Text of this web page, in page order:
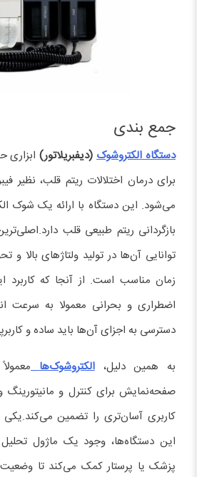
جمع بندی
دستگاه الکتروشوک(دیفبریلاتور)ابزاری
برای درمان اختلالات ریتم قلب، نظیر
می‌شود. این دستگاه با ارائه یک شوک
بازگردانی ریتم طبیعی قلب
توانایی آن‌ها در تولید ولتاژهای بالا و
زمان مناسب است. از آنجا که کاربرد
اضطراری و بحرانی معمولا به سرعت
دسترسی به اجزای آن‌ها باید ساده و
به همین دلیل،الکتروشوک‌ها
صفحه‌نمایش برای کنترل و
کاربری آسان‌تری را تضمین
این دستگاه‌ها، وجود یک ماژول
پزشک یا پرستار کمک می‌کند تا